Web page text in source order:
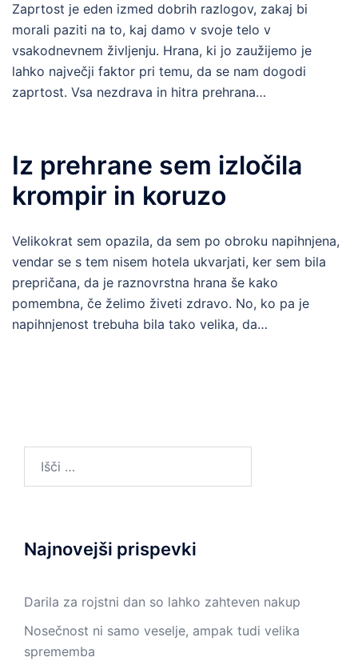
Zaprtost je eden izmed dobrih razlogov, zakaj bi
morali paziti na to, kaj damo v svoje telo v
vsakodnevnem življenju. Hrana, ki jo zaužijemo je
lahko največji faktor pri temu, da se nam dogodi
zaprtost. Vsa nezdrava in hitra prehrana…
Iz prehrane sem izločila
krompir in koruzo
Velikokrat sem opazila, da sem po obroku napihnjena,
vendar se s tem nisem hotela ukvarjati, ker sem bila
prepričana, da je raznovrstna hrana še kako
pomembna, če želimo živeti zdravo. No, ko pa je
napihnjenost trebuha bila tako velika, da…
Najnovejši prispevki
Darila za rojstni dan so lahko zahteven nakup
Nosečnost ni samo veselje, ampak tudi velika
sprememba